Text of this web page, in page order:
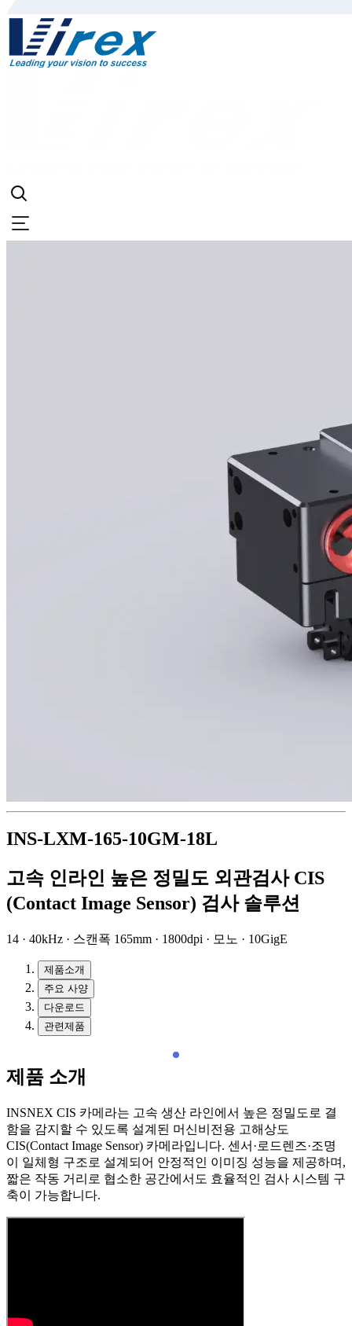
INS-LXM-165-10GM-18L
고속 인라인 높은 정밀도 외관검사 CIS
(Contact Image Sensor) 검사 솔루션
14 · 40kHz · 스캔폭 165mm · 1800dpi · 모노 · 10GigE
제품소개
주요 사양
다운로드
관련제품
제품 소개
INSNEX CIS 카메라는 고속 생산 라인에서 높은 정밀도로 결
함을 감지할 수 있도록 설계된 머신비전용 고해상도
CIS(Contact Image Sensor) 카메라입니다. 센서·로드렌즈·조명
이 일체형 구조로 설계되어 안정적인 이미징 성능을 제공하며,
짧은 작동 거리로 협소한 공간에서도 효율적인 검사 시스템 구
축이 가능합니다.